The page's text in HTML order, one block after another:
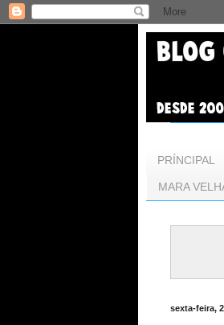
PRÍNCIPAL
MARA
sexta-feira,